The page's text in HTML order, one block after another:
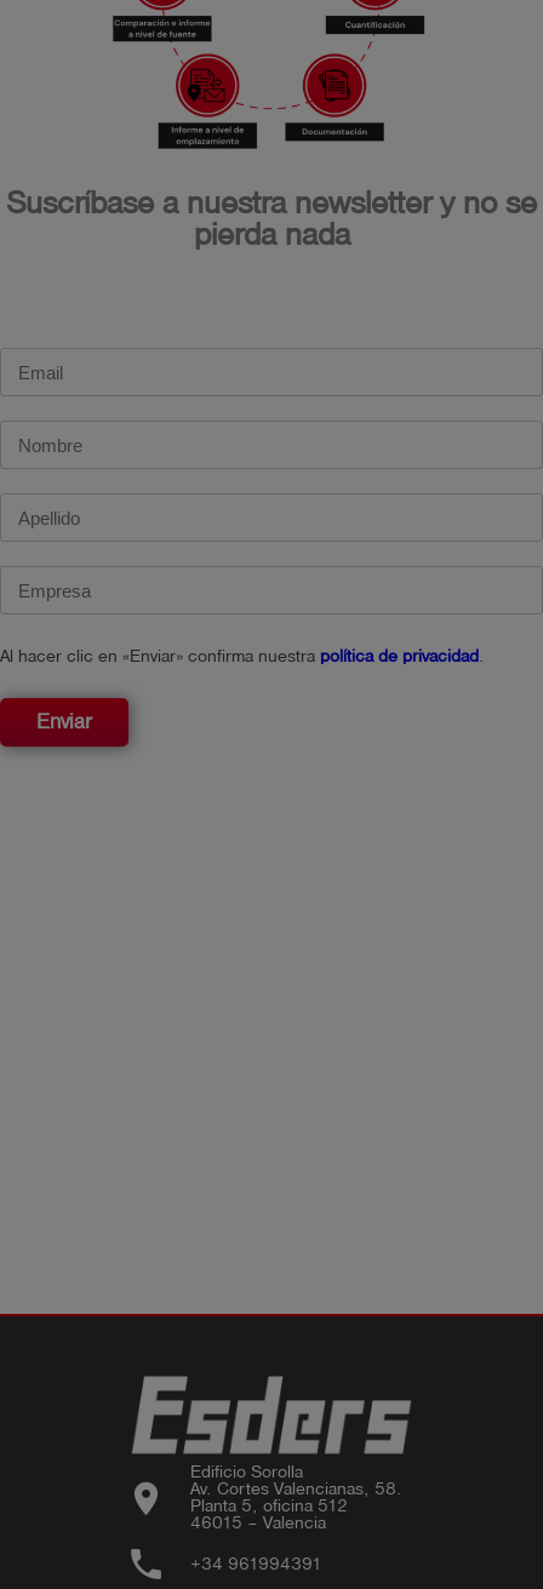
Suscríbase a nuestra newsletter y no se
pierda nada
Al hacer clic en «Enviar» confirma nuestra política de privacidad .
Enviar
location_on
Edificio Sorolla
Av. Cortes Valencianas, 58.
Planta 5, oficina 512
46015 – Valencia
phone +34 961994391